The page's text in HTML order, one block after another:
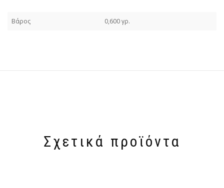
Βάρος 0,600 γρ.
Σχετικά προϊόντα